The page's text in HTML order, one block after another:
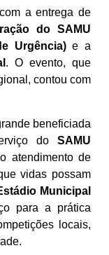
a entrega de
do SAMU
Urgência)e a
. O evento, que
contou com
beneficiada
do SAMU
atendimento de
vidas possam
Municipal
para a prática
locais,